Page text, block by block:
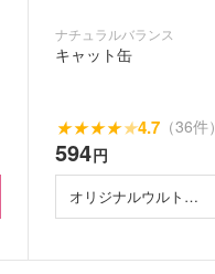
ナチュラルバランス
キャット缶
★★★★★4.7（36件）
594円